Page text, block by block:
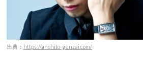
出典： https://anohito-genzai.com/